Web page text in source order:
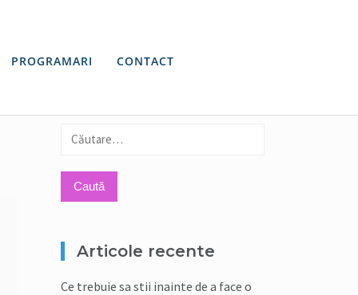
PROGRAMARI CONTACT
Caută
Articole recente
Ce trebuie sa stii inainte de a face o